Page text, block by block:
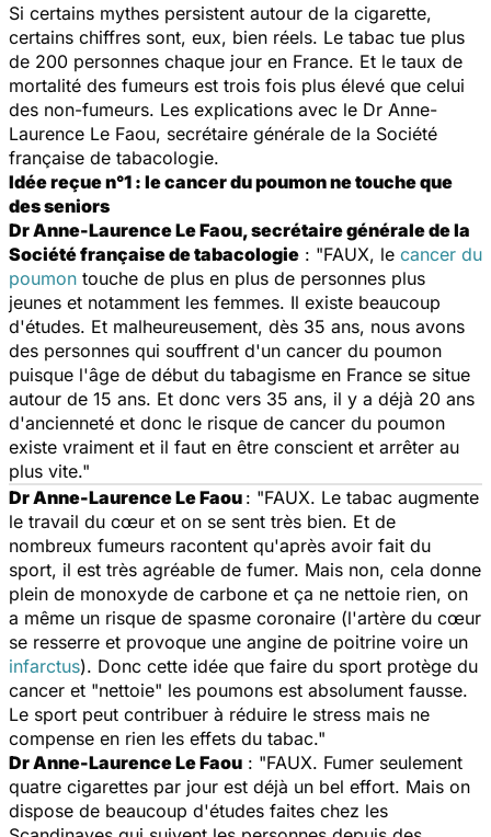
Si certains mythes persistent autour de la cigarette,
certains chiffres sont, eux, bien réels. Le tabac tue plus
de 200 personnes chaque jour en France. Et le taux de
mortalité des fumeurs est trois fois plus élevé que celui
des non-fumeurs. Les explications avec le Dr Anne-
Laurence Le Faou, secrétaire générale de la Société
française de tabacologie.
Idée reçue n°1 : le cancer du poumon ne touche que
des seniors
Dr Anne-Laurence Le Faou, secrétaire générale de la
Société française de tabacologie : "FAUX, le cancer du
poumon touche de plus en plus de personnes plus
jeunes et notamment les femmes. Il existe beaucoup
d'études. Et malheureusement, dès 35 ans, nous avons
des personnes qui souffrent d'un cancer du poumon
puisque l'âge de début du tabagisme en France se situe
autour de 15 ans. Et donc vers 35 ans, il y a déjà 20 ans
d'ancienneté et donc le risque de cancer du poumon
existe vraiment et il faut en être conscient et arrêter au
plus vite."
Dr Anne-Laurence Le Faou : "FAUX. Le tabac augmente
le travail du cœur et on se sent très bien. Et de
nombreux fumeurs racontent qu'après avoir fait du
sport, il est très agréable de fumer. Mais non, cela donne
plein de monoxyde de carbone et ça ne nettoie rien, on
a même un risque de spasme coronaire (l'artère du cœur
se resserre et provoque une angine de poitrine voire un
infarctus). Donc cette idée que faire du sport protège du
cancer et "nettoie" les poumons est absolument fausse.
Le sport peut contribuer à réduire le stress mais ne
compense en rien les effets du tabac."
Dr Anne-Laurence Le Faou : "FAUX. Fumer seulement
quatre cigarettes par jour est déjà un bel effort. Mais on
dispose de beaucoup d'études faites chez les